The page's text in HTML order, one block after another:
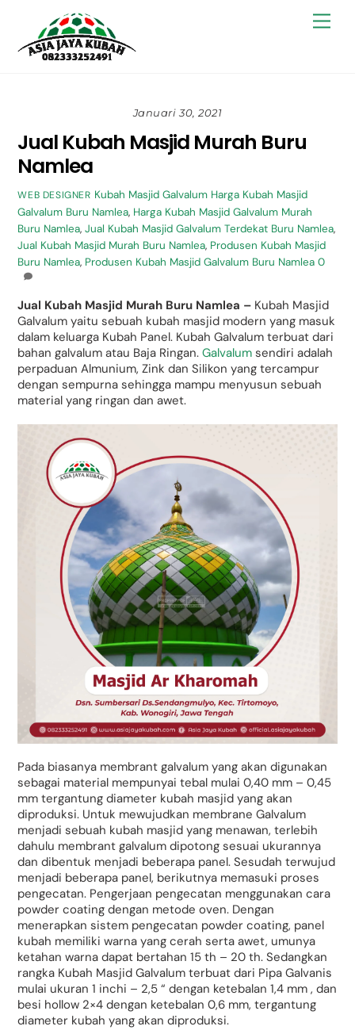
content
Januari 30, 2021
Jual Kubah Masjid Murah Buru
Namlea
WEB DESIGNER Kubah Masjid Galvalum Harga Kubah Masjid
Galvalum Buru Namlea, Harga Kubah Masjid Galvalum Murah
Buru Namlea,Jual Kubah Masjid Galvalum Terdekat Buru Namlea,
Jual Kubah Masjid Murah Buru Namlea, Produsen Kubah Masjid
Buru Namlea, Produsen Kubah Masjid Galvalum Buru Namlea 0
Jual Kubah Masjid Murah Buru Namlea – Kubah Masjid
Galvalum yaitu sebuah kubah masjid modern yang masuk
dalam keluarga Kubah Panel. Kubah Galvalum terbuat dari
bahan galvalum atau Baja Ringan.Galvalum sendiri adalah
perpaduan Almunium, Zink dan Silikon yang tercampur
dengan sempurna sehingga mampu menyusun sebuah
material yang ringan dan awet.
Pada biasanya membrant galvalum yang akan digunakan
sebagai material mempunyai tebal mulai 0,40 mm – 0,45
mm tergantung diameter kubah masjid yang akan
diproduksi. Untuk mewujudkan membrane Galvalum
menjadi sebuah kubah masjid yang menawan, terlebih
dahulu membrant galvalum dipotong sesuai ukurannya
dan dibentuk menjadi beberapa panel. Sesudah terwujud
menjadi beberapa panel, berikutnya memasuki proses
pengecatan. Pengerjaan pengecatan menggunakan cara
powder coating dengan metode oven. Dengan
menerapkan sistem pengecatan powder coating, panel
kubah memiliki warna yang cerah serta awet, umunya
ketahan warna dapat bertahan 15 th – 20 th. Sedangkan
rangka Kubah Masjid Galvalum terbuat dari Pipa Galvanis
mulai ukuran 1 inchi – 2,5 “ dengan ketebalan 1,4 mm , dan
besi hollow 2×4 dengan ketebalan 0,6 mm, tergantung
diameter kubah yang akan diproduksi.